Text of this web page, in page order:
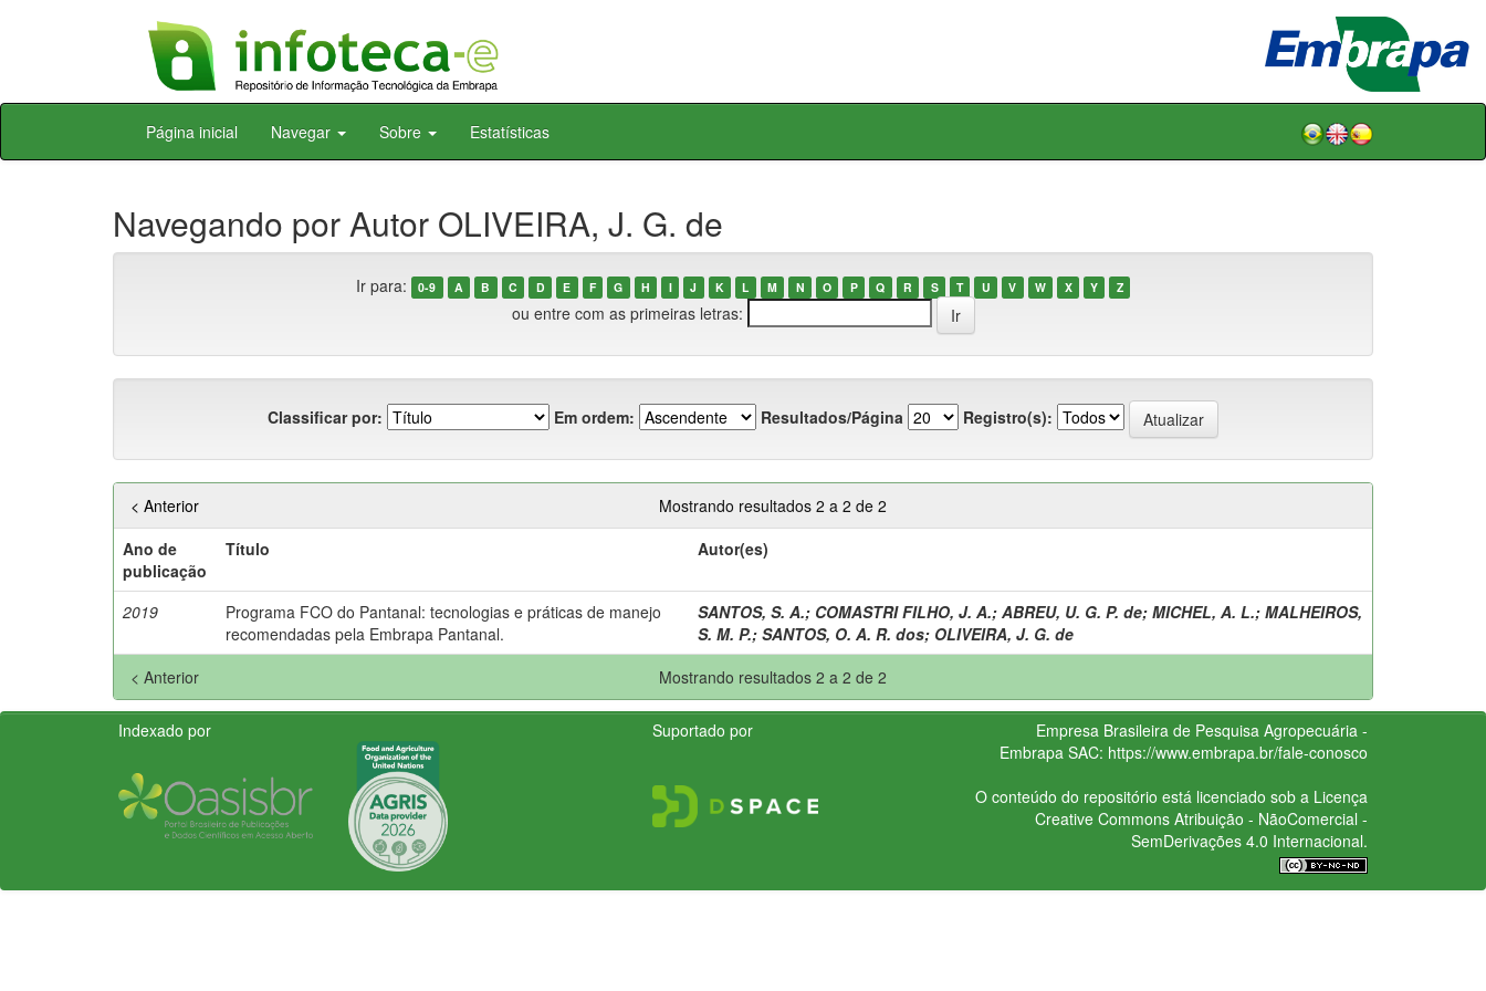
Skip
Página inicial Navegar Sobre Estatísticas
Navegando por Autor OLIVEIRA, J. G. de
Ir para: 0-9 A B C D E F G H I J K L M N O P Q R S T U V W X Y Z
ou entre com as primeiras letras:
Classificar por: Em ordem: Resultados/Página Registro(s):
Mostrando resultados 2 a 2 de 2
< Anterior
Ano de
publicação
Título Autor(es)
2019
Programa FCO do Pantanal: tecnologias e práticas de manejo
recomendadas pela Embrapa Pantanal.
SANTOS, S. A.; COMASTRI FILHO, J. A.; ABREU, U. G. P. de; MICHEL, A. L.; MALHEIROS,
S. M. P.; SANTOS, O. A. R. dos; OLIVEIRA, J. G. de
Mostrando resultados 2 a 2 de 2
< Anterior
Indexado por Suportado por
Empresa Brasileira de Pesquisa Agropecuária -
Embrapa SAC: https://www.embrapa.br/fale-conosco
O conteúdo do repositório está licenciado sob a Licença
Creative CommonsAtribuição - NãoComercial -
SemDerivações 4.0 Internacional.